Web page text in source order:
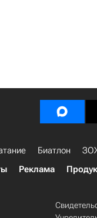
Биатлон
Реклама